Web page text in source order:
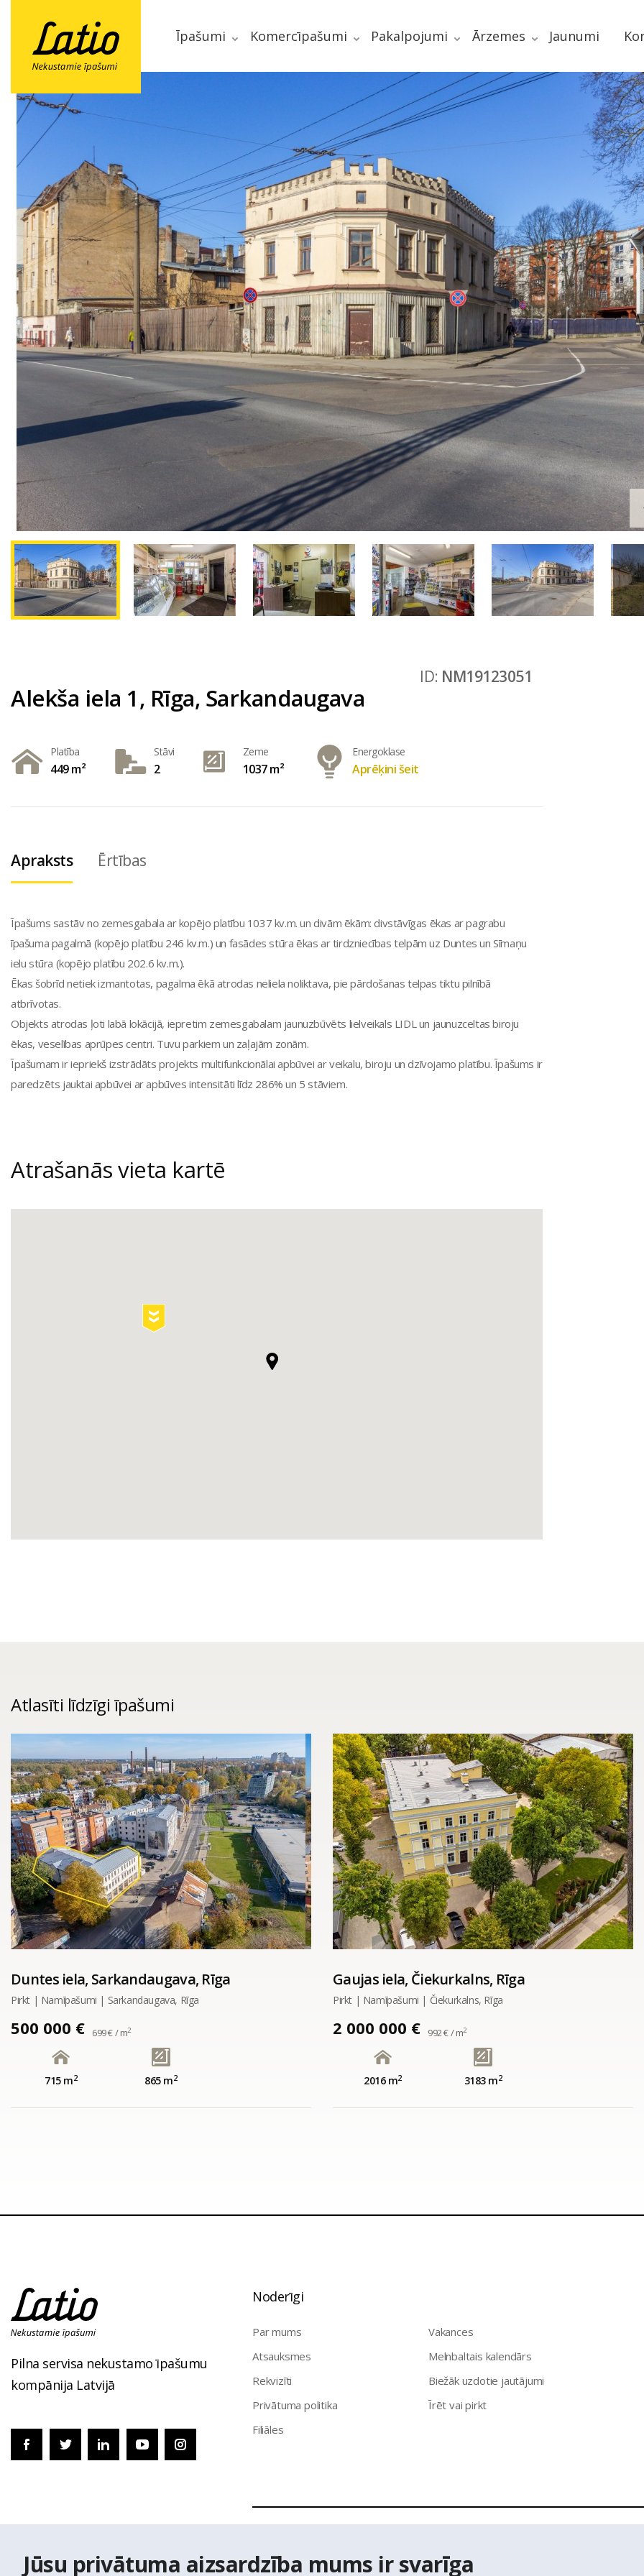
Jūsu privātuma aizsardzība mums ir svarīga
Īpašumi Komercīpašumi Pakalpojumi Ārzemes Jaunumi
ID: NM19123051
Alekša iela 1, Rīga, Sarkandaugava
Platība
449 m²
Stāvi
2
Zeme
1037 m²
Energoklase
Aprēķini šeit
Apraksts Ērtības
Īpašums sastāv no zemesgabala ar kopējo platību 1037 kv.m. un divām ēkām: divstāvīgas ēkas ar pagrabu
īpašuma pagalmā (kopējo platību 246 kv.m.) un fasādes stūra ēkas ar tirdzniecības telpām uz Duntes un Sīmaņu
ielu stūra (kopējo platību 202.6 kv.m.).
Ēkas šobrīd netiek izmantotas, pagalma ēkā atrodas neliela noliktava, pie pārdošanas telpas tiktu pilnībā
atbrīvotas.
Objekts atrodas ļoti labā lokācijā, iepretim zemesgabalam jaunuzbūvēts lielveikals LIDL un jaunuzceltas biroju
ēkas, veselības aprūpes centri. Tuvu parkiem un zaļajām zonām.
Īpašumam ir iepriekš izstrādāts projekts multifunkcionālai apbūvei ar veikalu, biroju un dzīvojamo platību. Īpašums ir
paredzēts jauktai apbūvei ar apbūves intensitāti līdz 286% un 5 stāviem.
Atrašanās vieta kartē
Atlasīti līdzīgi īpašumi
Duntes iela, Sarkandaugava, Rīga
Pirkt | Namīpašumi | Sarkandaugava, Rīga
500 000 € 699 € / m2
715 m2 865 m2
Gaujas iela, Čiekurkalns, Rīga
Pirkt | Namīpašumi | Čiekurkalns, Rīga
2 000 000 € 992 € / m2
2016 m2 3183 m2
Pilna servisa nekustamo īpašumu
kompānija Latvijā
Noderīgi
Par mums
Atsauksmes
Rekvizīti
Privātuma politika
Filiāles
Vakances
Melnbaltais kalendārs
Biežāk uzdotie jautājumi
Īrēt vai pirkt
© Nekustamo īpašumu aģentūra Latio. Aizliegta informācijas pārpublicēšana
izmantoti Valsts Adrešu reģistra Adrešu klasifikatora dati,